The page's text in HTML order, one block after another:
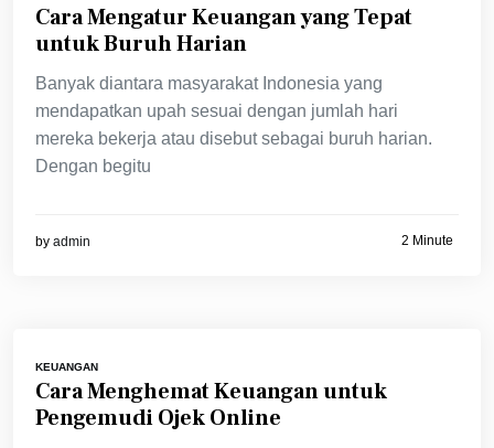
Cara Mengatur Keuangan yang Tepat
untuk Buruh Harian
Banyak diantara masyarakat Indonesia yang
mendapatkan upah sesuai dengan jumlah hari
mereka bekerja atau disebut sebagai buruh harian.
Dengan begitu
by admin 2 Minute
KEUANGAN
Cara Menghemat Keuangan untuk
Pengemudi Ojek Online